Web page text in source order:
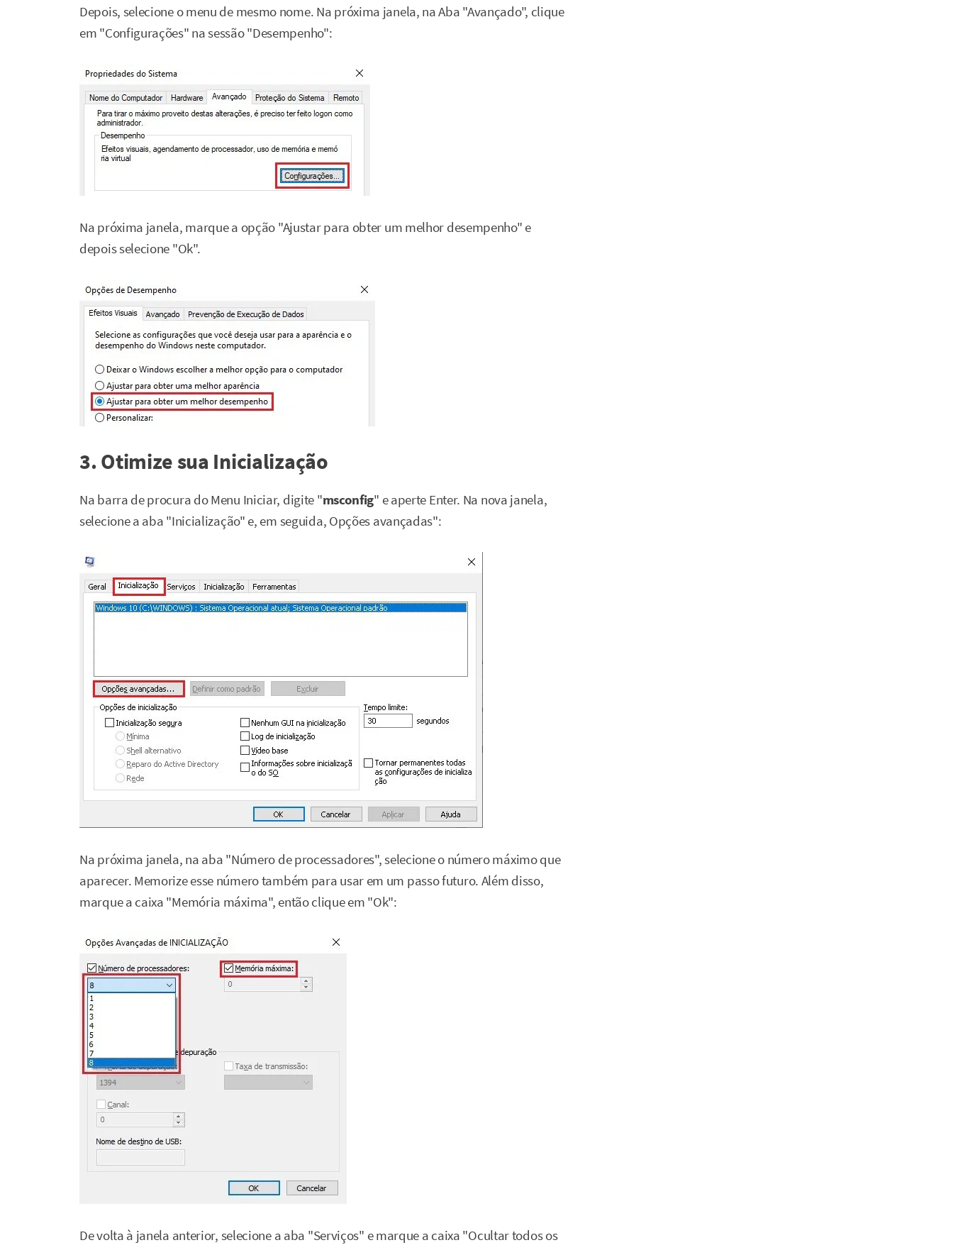
Depois, selecione o menu de mesmo nome. Na próxima janela, na Aba "Avançado", clique
em "Configurações" na sessão "Desempenho":
Na próxima janela, marque a opção "Ajustar para obter um melhor desempenho" e
depois selecione "Ok".
3. Otimize sua Inicialização
Na barra de procura do Menu Iniciar, digite "msconfig" e aperte Enter. Na nova janela,
selecione a aba "Inicialização" e, em seguida, Opções avançadas":
Na próxima janela, na aba "Número de processadores", selecione o número máximo que
aparecer. Memorize esse número também para usar em um passo futuro. Além disso,
marque a caixa "Memória máxima", então clique em "Ok":
De volta à janela anterior, selecione a aba "Serviços" e marque a caixa "Ocultar todos os